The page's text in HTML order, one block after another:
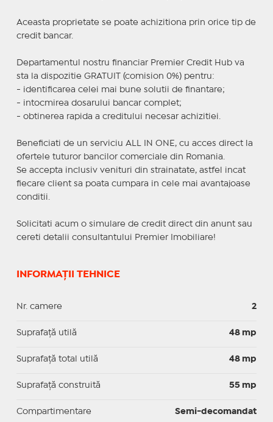
Aceasta proprietate se poate achizitiona prin orice tip de
credit bancar.
Departamentul nostru financiar Premier Credit Hub va
sta la dispozitie GRATUIT (comision 0%) pentru:
- identificarea celei mai bune solutii de finantare;
- intocmirea dosarului bancar complet;
- obtinerea rapida a creditului necesar achizitiei.
Beneficiati de un serviciu ALL IN ONE, cu acces direct la
ofertele tuturor bancilor comerciale din Romania.
Se accepta inclusiv venituri din strainatate, astfel incat
fiecare client sa poata cumpara in cele mai avantajoase
conditii.
Solicitati acum o simulare de credit direct din anunt sau
cereti detalii consultantului Premier Imobiliare!
INFORMAȚII TEHNICE
Nr. camere 2
Suprafaţă utilă 48 mp
Suprafaţă total utilă 48 mp
Suprafaţă construită 55 mp
Compartimentare Semi-decomandat